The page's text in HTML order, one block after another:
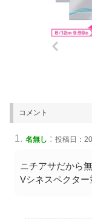
コメント
名無し : 投稿日：
ニチアサだから
Vシネスペクタ